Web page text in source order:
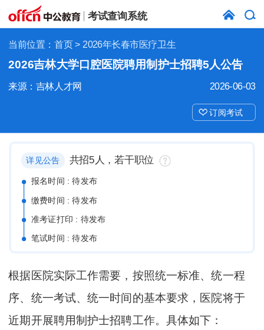
考试查询系统
当前位置： 首页> 2026年长春市医疗卫生
2026吉林大学口腔医院聘用制护士招聘5人公告
2026-06-03
来源：吉林人才网
订阅考试
详见公告 共招5人，若干职位
报名时间 : 待发布
缴费时间 : 待发布
准考证打印 : 待发布
笔试时间 : 待发布
根据医院实际工作需要，按照统一标准、统一程
序、统一考试、统一时间的基本要求，医院将于
近期开展聘用制护士招聘工作。具体如下：